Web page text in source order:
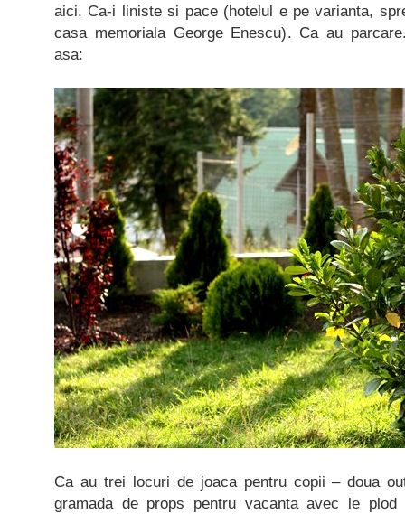
aici. Ca-i liniste si pace (hotelul e pe varianta,
casa memoriala George Enescu). Ca au
asa:
Ca au trei locuri de joaca pentru copii – doua
gramada de props pentru vacanta avec le